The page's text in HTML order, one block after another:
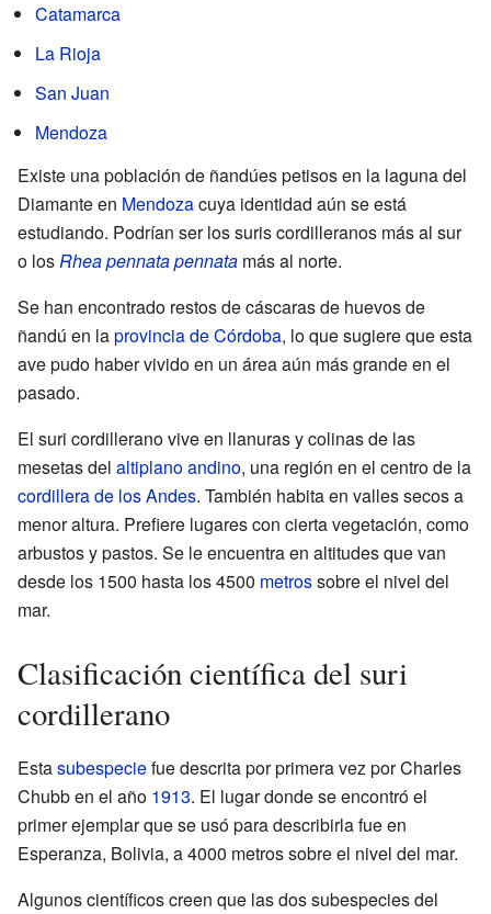
Catamarca
La Rioja
San Juan
Mendoza
Existe una población de ñandúes petisos en la laguna del
Diamante en Mendozacuya identidad aún se está
estudiando. Podrían ser los suris cordilleranos más al sur
o losRhea pennata pennata más al norte.
Se han encontrado restos de cáscaras de huevos de
ñandú en laprovincia de Córdoba, lo que sugiere que esta
ave pudo haber vivido en un área aún más grande en el
pasado.
El suri cordillerano vive en llanuras y colinas de las
mesetas del altiplano andino, una región en el centro de la
cordillera de los Andes. También habita en valles secos a
menor altura. Prefiere lugares con cierta vegetación, como
arbustos y pastos. Se le encuentra en altitudes que van
desde los 1500 hasta los 4500 metrossobre el nivel del
mar.
Clasificación científica del suri
cordillerano
Estasubespeciefue descrita por primera vez por Charles
Chubb en el año 1913. El lugar donde se encontró el
primer ejemplar que se usó para describirla fue en
Esperanza, Bolivia, a 4000 metros sobre el nivel del mar.
Algunos científicos creen que las dos subespecies del